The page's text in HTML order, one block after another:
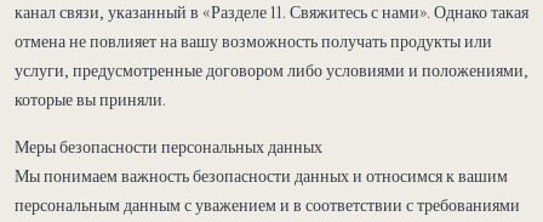
канал связи, указанный в «Разделе 11. Свяжитесь с нами». Однако такая
отмена не повлияет на вашу возможность получать продукты или
услуги, предусмотренные договором либо условиями и положениями,
которые вы приняли.
Меры безопасности персональных данных
Мы понимаем важность безопасности данных и относимся к вашим
персональным данным с уважением и в соответствии с требованиями